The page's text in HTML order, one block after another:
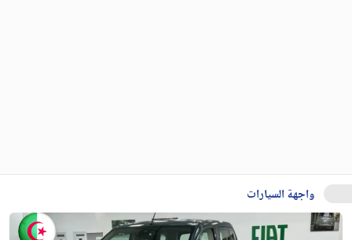
واجهة السيارات